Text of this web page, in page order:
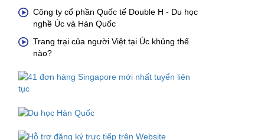
Công ty cổ phần Quốc tế Double H - Du học
nghề Úc và Hàn Quốc
Trang trại của người Việt tại Úc khủng thế
nào?